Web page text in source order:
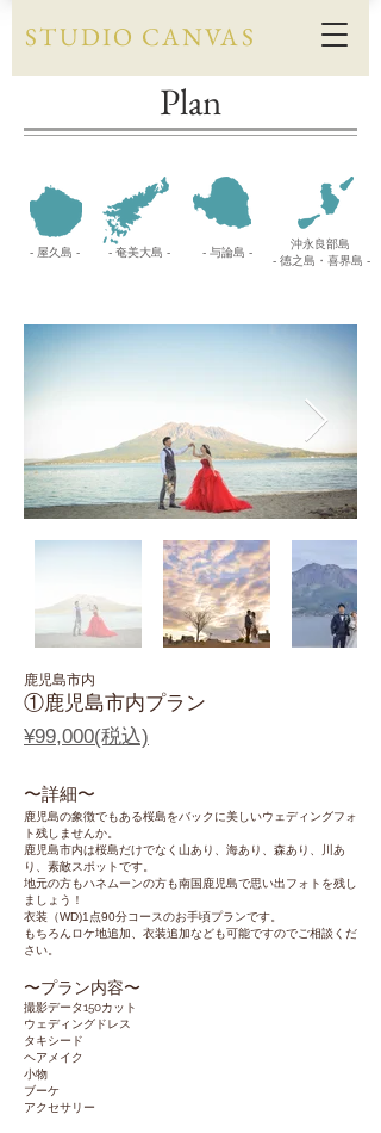
​STUDIO CANVAS
Plan
- ​屋久島 - - 奄美大島 - - 与論島 -
沖永良部島
- 徳之島・喜界島 -
鹿児島市内
①鹿児島市内プラン
¥99,000(税込)
〜​詳細〜
鹿児島の象徴でもある桜島をバックに美しいウェディングフォ
ト残しませんか。
鹿児島市内は桜島だけでなく山あり、海あり、森あり、川あ
り、素敵スポットです。
地元の方もハネムーンの方も南国鹿児島で思い出フォトを残し
ましょう！
衣装（WD)1点90分コースのお手頃プランです。
もちろんロケ地追加、衣装追加なども可能ですのでご相談くだ
さい。
〜​プラン内容〜
​撮影データ150カット
ウェディングドレス
​タキシード
ヘアメイク
小物
ブーケ
アクセサリー